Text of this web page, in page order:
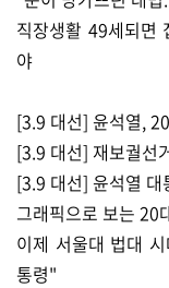
직장생활 49세되면
야
[3.9 대선] 윤석열,
[3.9 대선] 재보궐선
[3.9 대선] 윤석열 대
그래픽으로 보는 20
이제 서울대 법대
통령"